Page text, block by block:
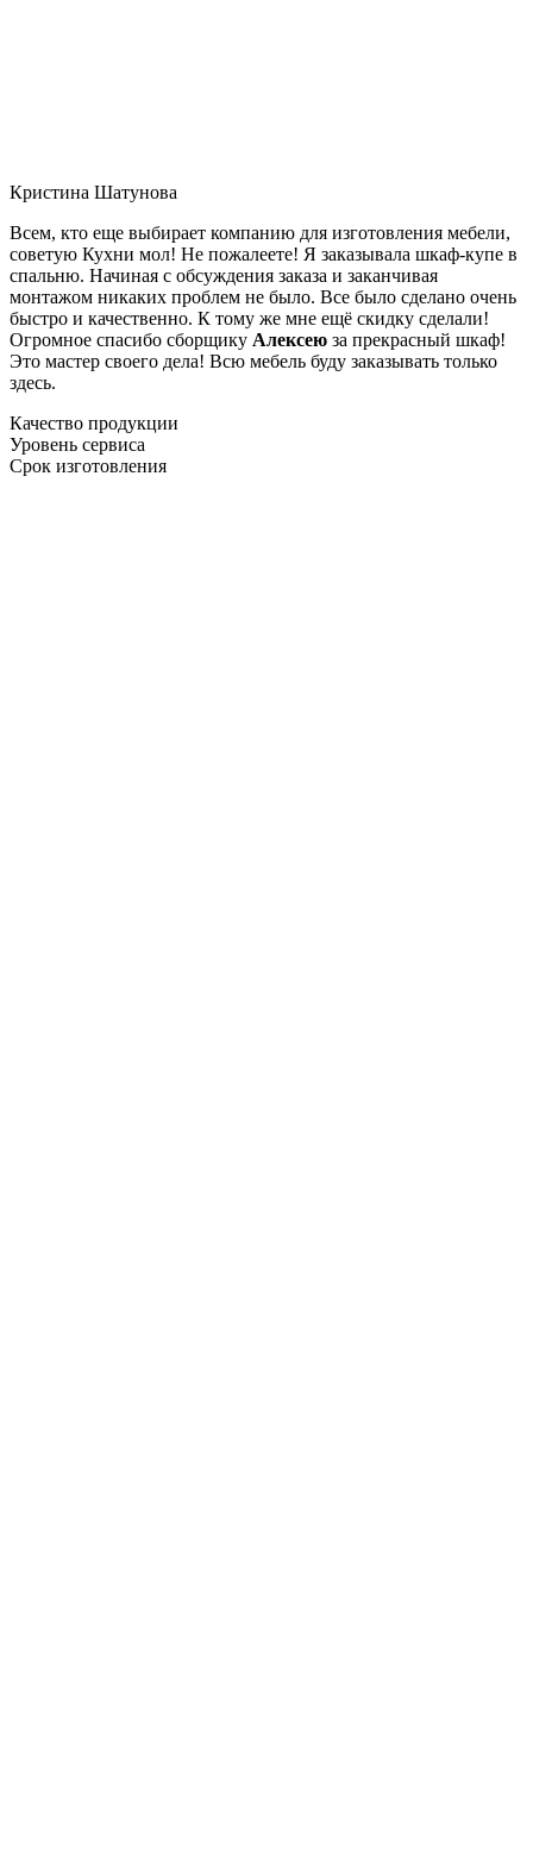
Кристина Шатунова
Всем, кто еще выбирает компанию для изготовления мебели,
советую Кухни мол! Не пожалеете! Я заказывала шкаф-купе в
спальню. Начиная с обсуждения заказа и заканчивая
монтажом никаких проблем не было. Все было сделано очень
быстро и качественно. К тому же мне ещё скидку сделали!
Огромное спасибо сборщику Алексею за прекрасный шкаф!
Это мастер своего дела! Всю мебель буду заказывать только
здесь.
Качество продукции
Уровень сервиса
Срок изготовления